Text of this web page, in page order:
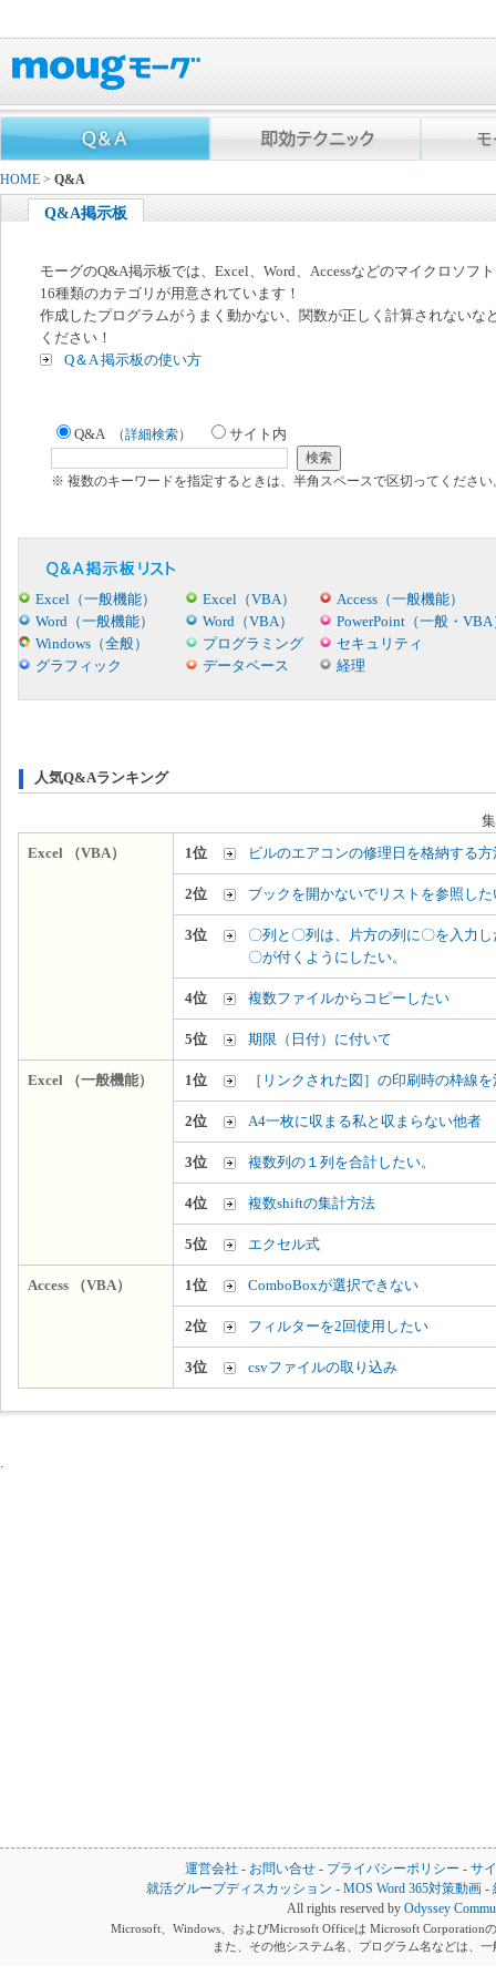
HOME > Q&A
Q&A掲示板
モーグのQ&A掲示板では、Excel、Word、Accessなどのマイクロソフ
16種類のカテゴリが用意されています！
作成したプログラムがうまく動かない、関数が正しく計算されないな
ください！
Q＆A 掲示板の使い方
Q&A （詳細検索） サイト内
※ 複数のキーワードを指定するときは、半角スペースで区切ってください
Excel（一般機能） Excel（VBA）
Access（一般機能）
Word（一般機能）
Word（VBA）
PowerPoint（一般・VBA
Windows（全般）
プログラミング
セキュリティ
グラフィック
データベース 経理
人気Q&Aランキング
Excel （VBA）
1位 ビルのエアコンの修理日を格納する方
2位 ブックを開かないでリストを参照した
3位
〇列と〇列は、片方の列に〇を入力
〇が付くようにしたい。
4位 複数ファイルからコピーしたい
5位 期限（日付）に付いて
Excel （一般機能） 1位 ［リンクされた図］の印刷時の枠線
2位 A4一枚に収まる私と収まらない他者
3位 複数列の１列を合計したい。
4位 複数shiftの集計方法
5位 エクセル式
Access （VBA） 1位 ComboBoxが選択できない
2位 フィルターを2回使用したい
3位 csvファイルの取り込み
運営会社 - お問い合せ - プライバシーポリシー - サ
就活グループディスカッション -MOS Word 365対策動画 -
All rights reserved by Odyssey
Microsoft、Windows、およびMicrosoft Officeは Microsoft Corporation
また、その他システム名、プログラム名などは、